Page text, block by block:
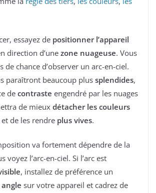
essayez de positionner l’appareil
direction d’une zone nuageuse. Vous
de chance d’observer un arc-en-ciel.
paraîtront beaucoup plus splendides,
decontraste engendré par les nuages
de mieux détacher les couleurs
et de les rendre plus vives.
va fortement dépendre de la
voyez l’arc-en-ciel. Si l’arc est
, installez de préférence un
sur votre appareil et cadrez de